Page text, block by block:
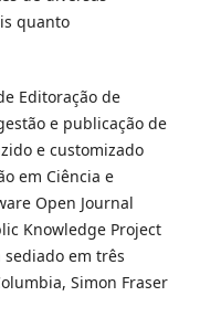
quanto
Editoração de
e publicação de
e customizado
em Ciência e
Open Journal
Knowledge Project
sediado em três
Simon Fraser